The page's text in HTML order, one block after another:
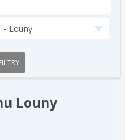
- Louny
Louny